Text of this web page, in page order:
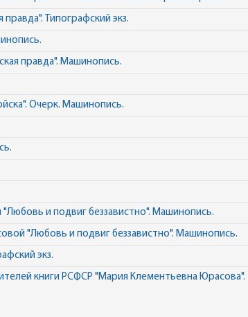
Типографский экз.
правда". Машинопись.
Очерк. Машинопись.
и подвиг беззавистно". Машинопись.
"Любовь и подвиг беззавистно". Машинопись.
экз.
книги РСФСР "Мария Клементьевна Юрасова".